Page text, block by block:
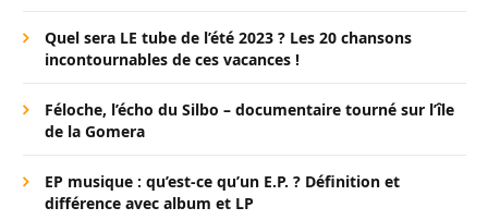
Quel sera LE tube de l’été 2023 ? Les 20 chansons
incontournables de ces vacances !
Féloche, l’écho du Silbo – documentaire tourné sur l’île
de la Gomera
EP musique : qu’est-ce qu’un E.P. ? Définition et
différence avec album et LP